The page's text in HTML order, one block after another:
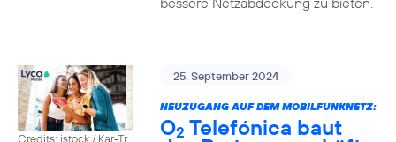
Credits: istock / Kar-Tr
25. September 2024
NEUZUGANG AUF DEM MOBILFUNKNETZ:
O2 Telefónica baut